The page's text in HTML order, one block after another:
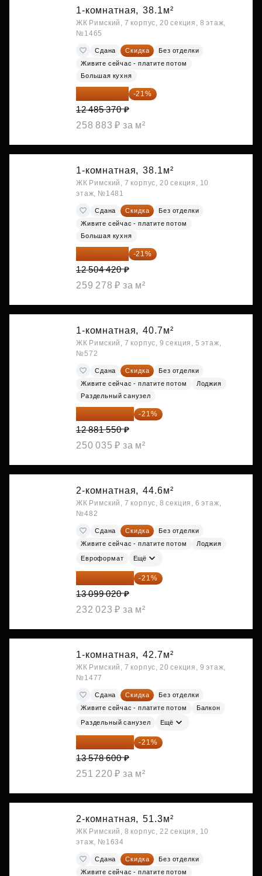
1-комнатная, 38.1м²
ЖК Римский, 7 корпус, 20 секция, 8 этаж,
№1465
Сдана Скидка
Без отделки
Живите сейчас - платите потом
Большая кухня
-21%
12 485 370 ₽
258 883 ₽ за м²
1-комнатная, 38.1м²
ЖК Римский, 7 корпус, 20 секция, 10
этаж, №1481
Сдана Скидка
Без отделки
Живите сейчас - платите потом
Большая кухня
-21%
12 504 420 ₽
259 278 ₽ за м²
1-комнатная, 40.7м²
ЖК Римский, 7 корпус, 9 секция, 5 этаж,
№572
Сдана Скидка
Без отделки
Живите сейчас - платите потом
Лоджия
Раздельный санузел
10 176 425 ₽ -21%
12 881 550 ₽
250 035 ₽ за м²
2-комнатная, 44.6м²
ЖК Римский, 7 корпус, 8 секция, 6 этаж,
№482
Сдана Скидка
Без отделки
Живите сейчас - платите потом
Лоджия
Евроформат Ещё
10 348 226 ₽ -21%
13 099 020 ₽
232 023 ₽ за м²
1-комнатная, 42.7м²
ЖК Римский, 7 корпус, 20 секция, 9 этаж,
№1477
Сдана Скидка
Без отделки
Живите сейчас - платите потом
Балкон
Раздельный санузел Ещё
10 727 094 ₽ -21%
13 578 600 ₽
251 220 ₽ за м²
2-комнатная, 51.3м²
ЖК Римский, 8 корпус, 22 секция, 10
этаж, №1634
Сдана Скидка
Без отделки
Живите сейчас - платите потом